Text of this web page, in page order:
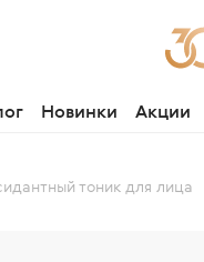
Новинки Акции
тоник для лица